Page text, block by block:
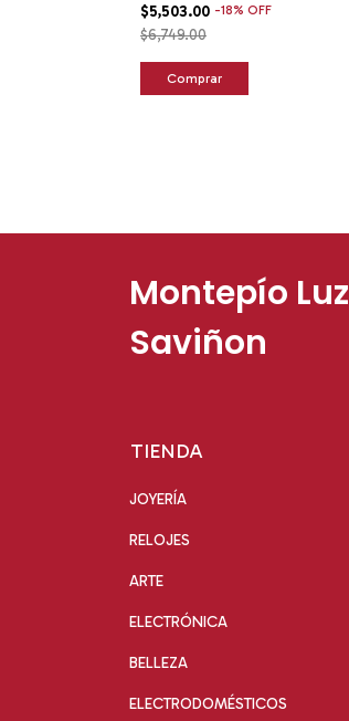
$5,503.00 -18% OFF
$6,749.00
Montepío Luz
Saviñon
TIENDA
JOYERÍA
RELOJES
ARTE
ELECTRÓNICA
BELLEZA
ELECTRODOMÉSTICOS